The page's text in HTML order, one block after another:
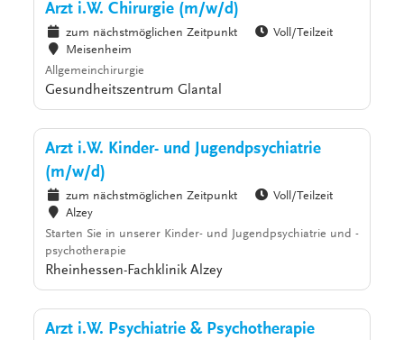
Arzt i.W. Chirurgie (m/w/d)
zum nächstmöglichen Zeitpunkt
Voll/Teilzeit
Meisenheim
Allgemeinchirurgie
Gesundheitszentrum Glantal
Arzt i.W. Kinder- und Jugendpsychiatrie
(m/w/d)
zum nächstmöglichen Zeitpunkt
Voll/Teilzeit
Alzey
Starten Sie in unserer Kinder- und Jugendpsychiatrie und -
psychotherapie
Rheinhessen-Fachklinik Alzey
Arzt i.W. Psychiatrie & Psychotherapie